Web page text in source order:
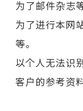
为了邮件杂志
为了进行本网
等。
以个人无法识
客户的参考资